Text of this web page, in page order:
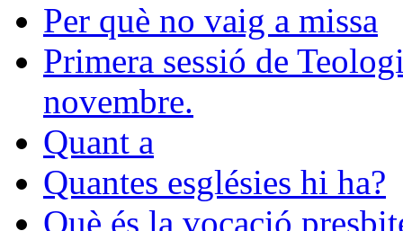
Per què no vaig a missa
Primera sessió de
novembre.
Quant a
Quantes esglésies hi ha?
Què és la vocació